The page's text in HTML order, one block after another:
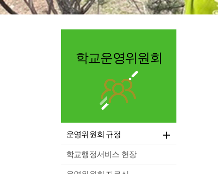
학교운영위원회
운영위원회 규정
학교행정서비스 헌장